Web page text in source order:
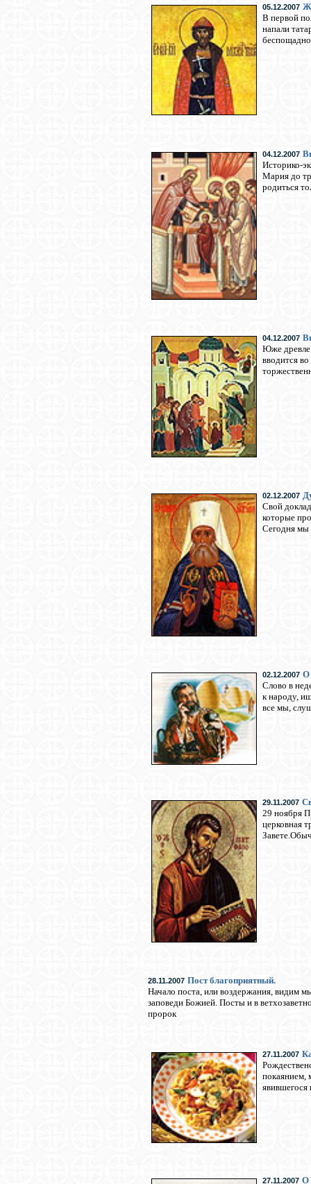
05.12.2007
В первой
напали
04.12.2007
Историко-
Мария до
родиться
04.12.2007
Юже древле
вводится
02.12.2007
Свой
которые
Сегодня мы
02.12.2007 О
Слово в
к народу,
все мы,
29.11.2007
29 ноября
церковная
28.11.2007 Пост благоприятный.
Начало поста, или воздержания, видим
заповеди Божией. Посты и в
пророк
27.11.2007
покаянием,
27.11.2007 О